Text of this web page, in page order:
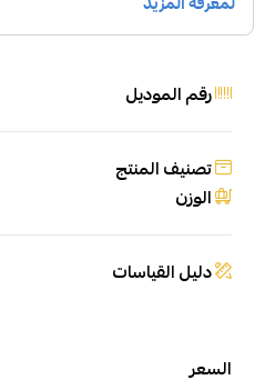
رقم الموديل
تصنيف المنتج
الوزن
دليل القياسات
السعر